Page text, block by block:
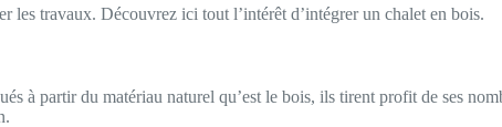
les travaux. Découvrez ici tout l’intérêt d’intégrer un chalet en bois.
à partir du matériau naturel qu’est le bois, ils tirent profit de ses